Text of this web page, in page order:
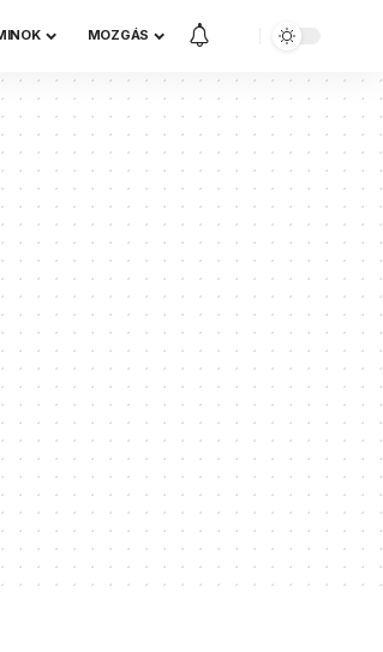
MOZGÁS